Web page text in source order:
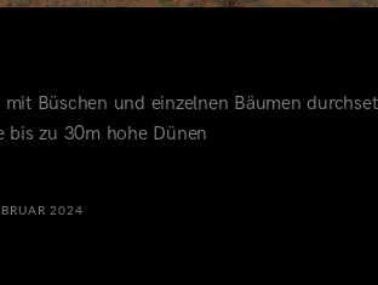
Büschen und einzelnen Bäumen
bis zu 30m hohe Dünen
2024